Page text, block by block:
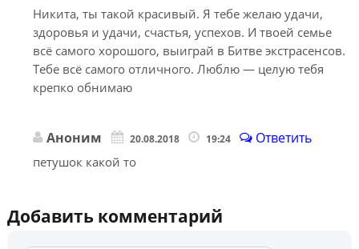
Никита, ты такой красивый. Я тебе желаю удачи,
здоровья и удачи, счастья, успехов. И твоей семье
всё самого хорошого, выиграй в Битве экстрасенсов.
Тебе всё самого отличного. Люблю — целую тебя
крепко обнимаю
Аноним 20.08.2018 19:24 Ответить
петушок какой то
Добавить комментарий